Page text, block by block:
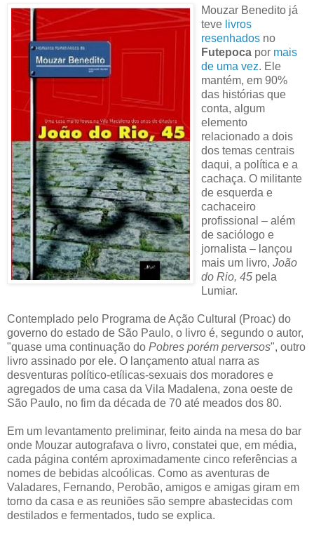
Mouzar Benedito já
teve livros
resenhados no
Futepoca por mais
de uma vez. Ele
mantém, em 90%
das histórias que
conta, algum
elemento
relacionado a dois
dos temas centrais
daqui, a política e a
cachaça. O militante
de esquerda e
cachaceiro
profissional – além
de saciólogo e
jornalista – lançou
mais um livro, João
do Rio, 45 pela
Lumiar.
Contemplado pelo Programa de Ação Cultural (Proac) do
governo do estado de São Paulo, o livro é, segundo o autor,
"quase uma continuação do Pobres porém perversos", outro
livro assinado por ele. O lançamento atual narra as
desventuras político-etílicas-sexuais dos moradores e
agregados de uma casa da Vila Madalena, zona oeste de
São Paulo, no fim da década de 70 até meados dos 80.
Em um levantamento preliminar, feito ainda na mesa do bar
onde Mouzar autografava o livro, constatei que, em média,
cada página contém aproximadamente cinco referências a
nomes de bebidas alcoólicas. Como as aventuras de
Valadares, Fernando, Perobão, amigos e amigas giram em
torno da casa e as reuniões são sempre abastecidas com
destilados e fermentados, tudo se explica.